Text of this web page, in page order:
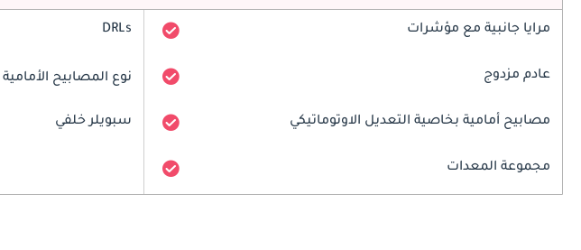
مرايا جانبية مع مؤشرات DRLs
عادم مزدوج نوع المصابيح الأمامية
مصابيح أمامية بخاصية التعديل الاوتوماتيكي سبويلر خلفي
مجموعة المعدات